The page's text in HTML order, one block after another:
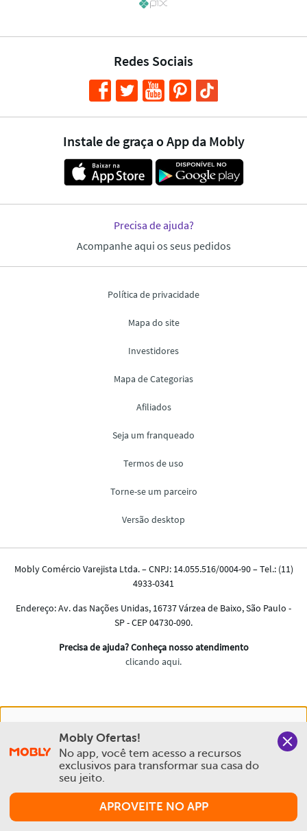
experiência na Mobly. Quando você navega no nosso site,
aceita esta condição
Política de Privacidade e Cookies
Mobly Ofertas!
No app, você tem acesso a recursos
exclusivos para transformar sua casa do
seu jeito.
APROVEITE NO APP